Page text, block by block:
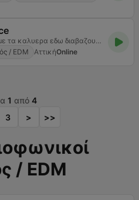
nJoy radio εδω ακουμε τα καλυερα εδω διαβαζουμε τα καλυτερα
/ EDM ΑττικήOnline
1 από 4
3 > >>
/ EDM